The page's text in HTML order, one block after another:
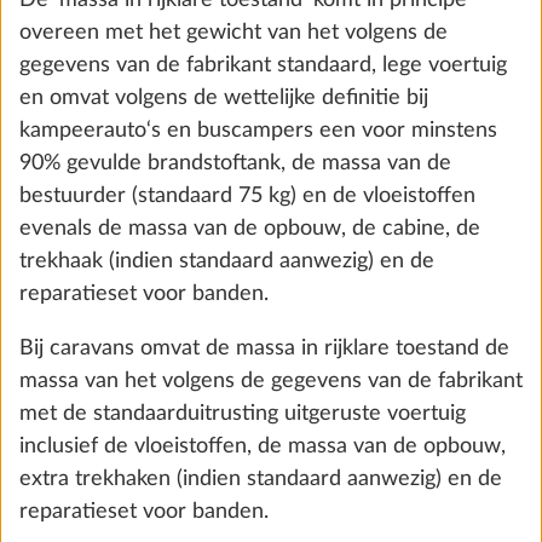
Koudschuimmatras met comfort zones
queensbedden
2,9 kg
€ 872
Toevoegen
standaarduitrusting/opties
De ‘werkelijke massa van het voertuig’ is de massa
in rijklare toestand plus de af fabriek geplaatste
opties.
De ‘standaarduitrusting’ is de basisconfiguratie van
een voertuig met alle wettelijk voorgeschreven
kenmerken. Dat omvat ook alle standaard geplaatste
onderdelen van de uitrusting. Details over de
De ‘opties’ zijn alle onderdelen van de uitrusting die
niet tot de standaarduitrusting behoren, die op
verantwoordelijkheid van de fabrikant in de fabriek
op het voertuig aangebracht worden en door de
klant besteld kunnen worden. De opties omvatten